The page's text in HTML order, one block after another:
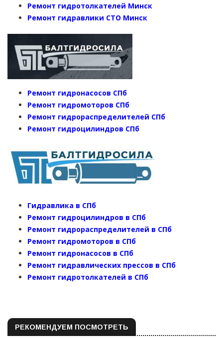
Ремонт гидротолкателей Минск
Ремонт гидравлики СТО Минск
Ремонт гидронасосов СПб
Ремонт гидромоторов СПб
Ремонт гидрораспределителей СПб
Ремонт гидроцилиндров СПб
Гидравлика в СПб
Ремонт гидроцилиндров в СПб
Ремонт гидрораспределителей в СПб
Ремонт гидромоторов в СПб
Ремонт гидронасосов в СПб
Ремонт гидравлических прессов в СПб
Ремонт гидротолкателей в СПб
РЕКОМЕНДУЕМ ПОСМОТРЕТЬ